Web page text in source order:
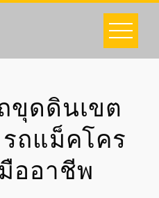
ขุดดินเขต
ถแม็คโคร
ออาชีพ